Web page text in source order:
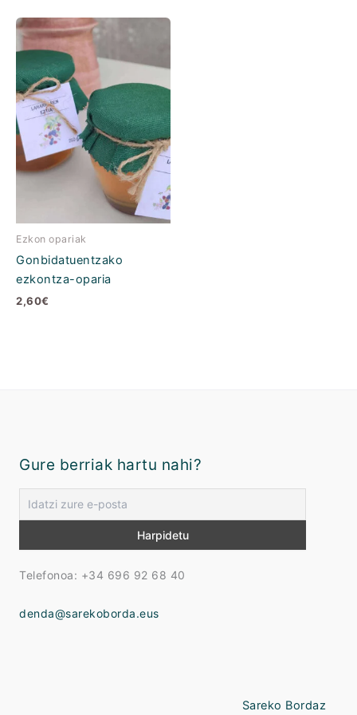
Ezkon opariak
Gonbidatuentzako
ezkontza-oparia
2,60€
Produktu
aldaera
bat
baino
gehiago
ditu.
Produktuaren
orrian
Gure berriak hartu nahi?
Telefonoa: +34 696 92 68 40
denda@sarekoborda.eus
Sareko Bordaz